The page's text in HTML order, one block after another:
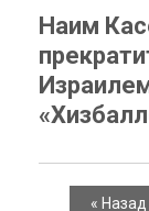
Наим
« Назад